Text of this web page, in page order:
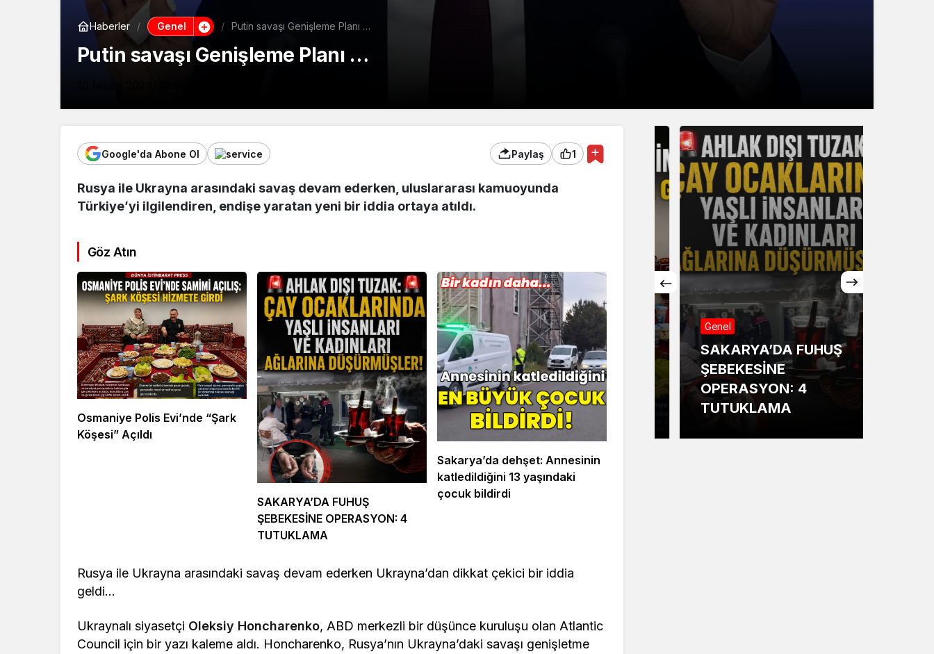
Haberler Genel Putin savaşı Genişleme Planı …
Putin savaşı Genişleme Planı …
Google'da Abone Ol Paylaş 1
Rusya ile Ukrayna arasındaki savaş devam ederken, uluslararası kamuoyunda
Türkiye’yi ilgilendiren, endişe yaratan yeni bir iddia ortaya atıldı.
Göz Atın
Osmaniye Polis Evi’nde “Şark
Köşesi” Açıldı
SAKARYA’DA FUHUŞ
ŞEBEKESİNE OPERASYON: 4
TUTUKLAMA
Sakarya’da dehşet: Annesinin
katledildiğini 13 yaşındaki
çocuk bildirdi
Rusya ile Ukrayna arasındaki savaş devam ederken Ukrayna’dan dikkat çekici bir iddia
geldi…
Ukraynalı siyasetçi Oleksiy Honcharenko, ABD merkezli bir düşünce kuruluşu olan Atlantic
Council için bir yazı kaleme aldı. Honcharenko, Rusya’nın Ukrayna’daki savaşı genişletme
Türk Müziğinin
Unutulmaz İsmi Tanju
Okan Vefat Yıl
Mersin’de Ekonomi ve
Siyaset Gündemi:
Önemli İsimler Bir Araya
Geldi
Genel
Osmaniye Polis Evi’nde
“Şark Köşesi” Açıldı
Genel
SAKARYA’DA FUHUŞ
ŞEBEKESİNE
OPERASYON: 4
TUTUKLAMA